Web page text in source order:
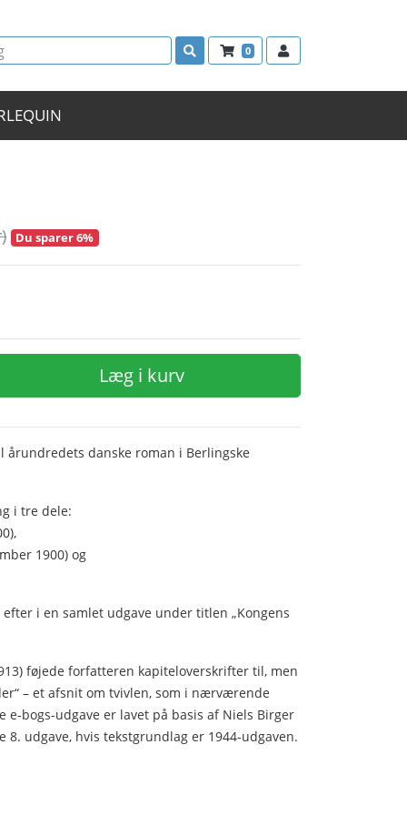
0
Du sparer 6%
Læg i kurv
årundredets danske roman i Berlingske
i tre dele:
1900) og
i en samlet udgave under titlen „Kongens
føjede forfatteren kapiteloverskrifter til, men
– et afsnit om tvivlen, som i nærværende
e-bogs-udgave er lavet på basis af Niels Birger
8. udgave, hvis tekstgrundlag er 1944-udgaven.